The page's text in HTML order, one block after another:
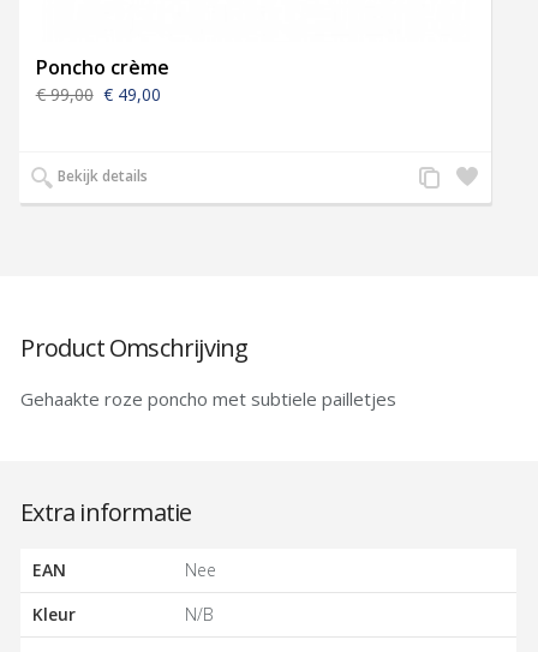
Poncho crème
€ 99,00 € 49,00
Bekijk details
Zet
op
Voeg
toe
Product Omschrijving
Gehaakte roze poncho met subtiele pailletjes
Extra informatie
EAN
Nee
Kleur
N/B